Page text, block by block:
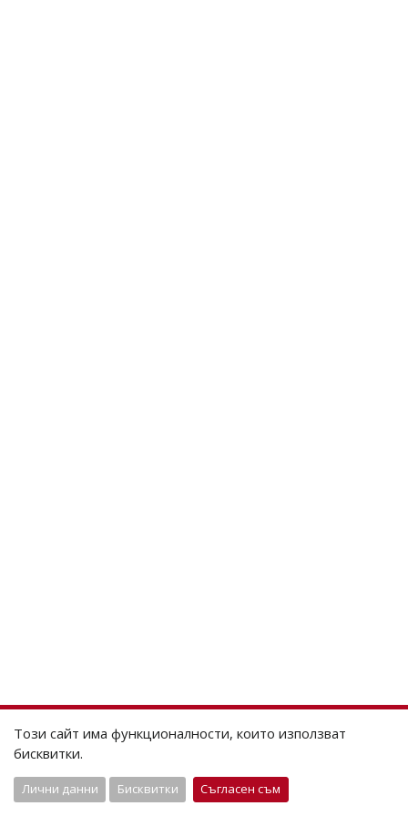
Този сайт има функционалности, които използват
бисквитки.
Лични данни Бисквитки Съгласен съм